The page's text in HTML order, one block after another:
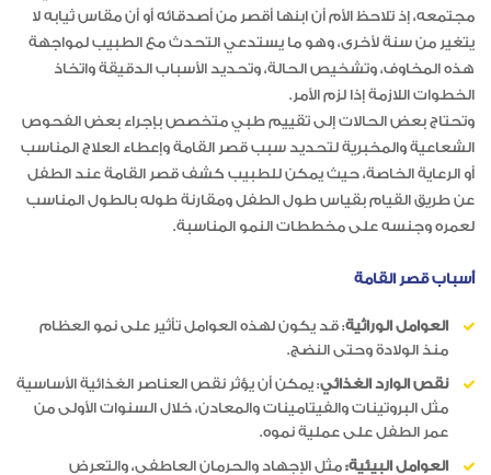
مجتمعه، إذ تلاحظ الأم أن ابنها أقصر من أصدقائه أو أن مقاس ثيابه لا
يتغير من سنة لأخرى، وهو ما يستدعي التحدث مع الطبيب لمواجهة
هذه المخاوف، وتشخيص الحالة، وتحديد الأسباب الدقيقة واتخاذ
الخطوات اللازمة إذا لزم الأمر.
وتحتاج بعض الحالات إلى تقييم طبي متخصص بإجراء بعض الفحوص
الشعاعية والمخبرية لتحديد سبب قصر القامة وإعطاء العلاج المناسب
أو الرعاية الخاصة، حيث يمكن للطبيب كشف قصر القامة عند الطفل
عن طريق القيام بقياس طول الطفل ومقارنة طوله بالطول المناسب
لعمره وجنسه على مخططات النمو المناسبة.
أسباب قصر القامة
العوامل الوراثية: قد يكون لهذه العوامل تأثير على نمو العظام
منذ الولادة وحتى النضج.
نقص الوارد الغذائي: يمكن أن يؤثر نقص العناصر الغذائية الأساسية
مثل البروتينات والفيتامينات والمعادن، خلال السنوات الأولى من
عمر الطفل على عملية نموه.
العوامل البيئية: مثل الإجهاد والحرمان العاطفي، والتعرض